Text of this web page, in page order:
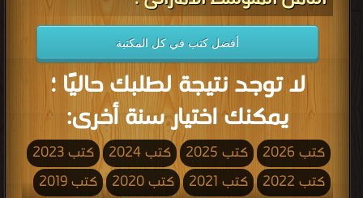
أفضل كتب في كل المكتبة
لا توجد نتيجة لطلبك حاليًا ؛
يمكنك اختيار سنة أخرى:
كتب 2026 كتب 2025 كتب 2024
كتب 2023
كتب 2022
كتب 2021 كتب 2020
كتب 2019